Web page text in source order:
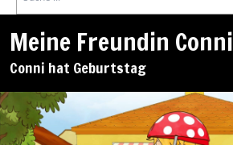
Meine Freundin Conni
Conni hat Geburtstag